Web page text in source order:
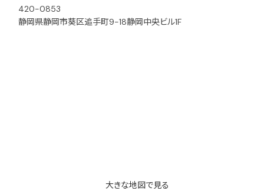
420-0853
静岡県静岡市葵区追手町9-18静岡中央ビル1F
大きな地図で見る